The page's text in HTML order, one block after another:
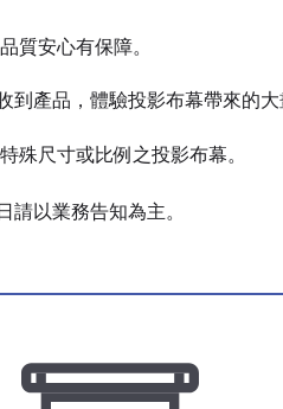
質安心有保障。
到產品，體驗投影布幕帶來的大
殊尺寸或比例之投影布幕。
以業務告知為主。